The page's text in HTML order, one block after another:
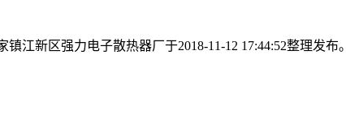
镇江新区强力电子散热器厂于2018-11-12 17:44:52整理发布。